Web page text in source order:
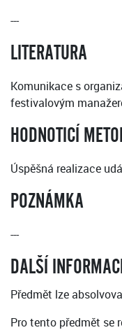
---
LITERATURA
Komunikace s
festivalovým
HODNOTICÍ
Úspěšná realizace
POZNÁMKA
---
DALŠÍ
Předmět lze
Pro tento předmět se